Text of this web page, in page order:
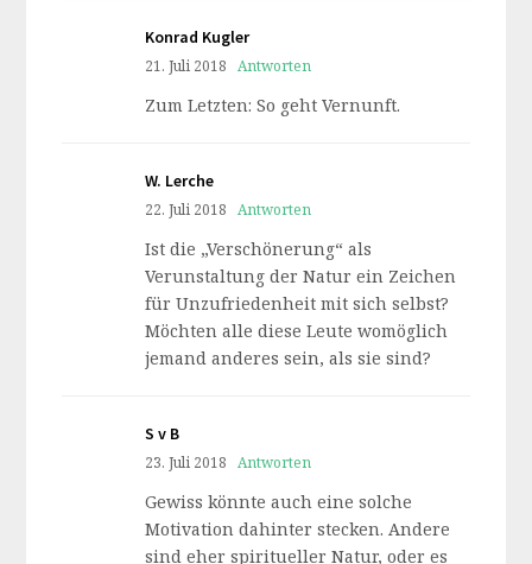
Konrad Kugler
21. Juli 2018 Antworten
Zum Letzten: So geht Vernunft.
W. Lerche
22. Juli 2018 Antworten
Ist die „Verschönerung“ als
Verunstaltung der Natur ein Zeichen
für Unzufriedenheit mit sich selbst?
Möchten alle diese Leute womöglich
jemand anderes sein, als sie sind?
S v B
23. Juli 2018 Antworten
Gewiss könnte auch eine solche
Motivation dahinter stecken. Andere
sind eher spiritueller Natur, oder es